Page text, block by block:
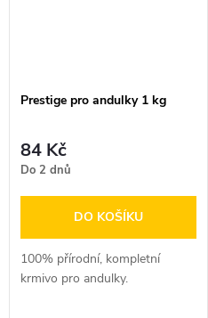
Prestige pro andulky 1 kg
84 Kč
Do 2 dnů
DO KOŠÍKU
100% přírodní, kompletní
krmivo pro andulky.